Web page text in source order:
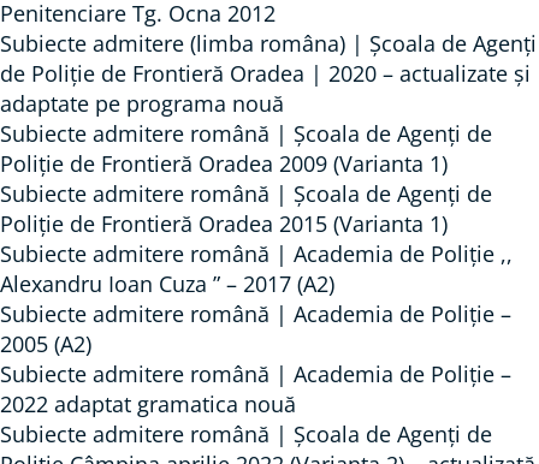
Penitenciare Tg. Ocna 2012
Subiecte admitere (limba româna) | Școala de Agenți
de Poliție de Frontieră Oradea | 2020 – actualizate și
adaptate pe programa nouă
Subiecte admitere română | Școala de Agenți de
Poliție de Frontieră Oradea 2009 (Varianta 1)
Subiecte admitere română | Școala de Agenți de
Poliție de Frontieră Oradea 2015 (Varianta 1)
Subiecte admitere română | Academia de Poliție ,,
Alexandru Ioan Cuza ” – 2017 (A2)
Subiecte admitere română | Academia de Poliție –
2005 (A2)
Subiecte admitere română | Academia de Poliție –
2022 adaptat gramatica nouă
Subiecte admitere română | Școala de Agenți de